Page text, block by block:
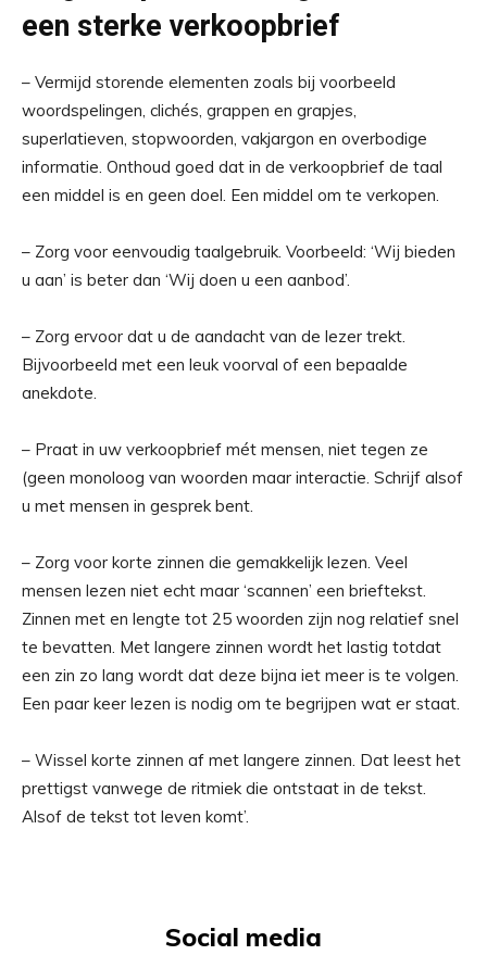
een sterke verkoopbrief
– Vermijd storende elementen zoals bij voorbeeld
woordspelingen, clichés, grappen en grapjes,
superlatieven, stopwoorden, vakjargon en overbodige
informatie. Onthoud goed dat in de verkoopbrief de taal
een middel is en geen doel. Een middel om te verkopen.
– Zorg voor eenvoudig taalgebruik. Voorbeeld: ‘Wij bieden
u aan’ is beter dan ‘Wij doen u een aanbod’.
– Zorg ervoor dat u de aandacht van de lezer trekt.
Bijvoorbeeld met een leuk voorval of een bepaalde
anekdote.
– Praat in uw verkoopbrief mét mensen, niet tegen ze
(geen monoloog van woorden maar interactie. Schrijf alsof
u met mensen in gesprek bent.
– Zorg voor korte zinnen die gemakkelijk lezen. Veel
mensen lezen niet echt maar ‘scannen’ een brieftekst.
Zinnen met en lengte tot 25 woorden zijn nog relatief snel
te bevatten. Met langere zinnen wordt het lastig totdat
een zin zo lang wordt dat deze bijna iet meer is te volgen.
Een paar keer lezen is nodig om te begrijpen wat er staat.
– Wissel korte zinnen af met langere zinnen. Dat leest het
prettigst vanwege de ritmiek die ontstaat in de tekst.
Alsof de tekst tot leven komt’.
Social media